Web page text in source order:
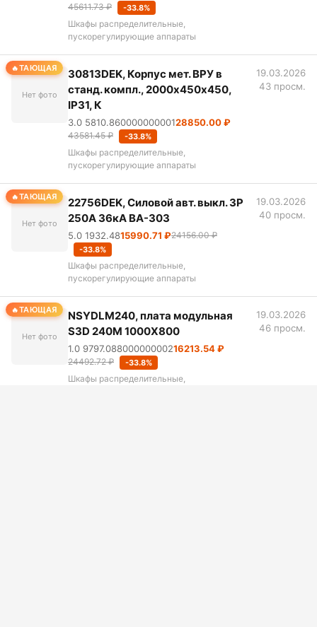
45611.73 ₽ -33.8%
Шкафы распределительные,
пускорегулирующие аппараты
ТАЮЩАЯ
Нет фото
30813DEK, Корпус мет. ВРУ в
станд. компл., 2000х450х450,
IP31, К
3.0 5810.86000000000128850.00 ₽
43581.45 ₽ -33.8%
Шкафы распределительные,
пускорегулирующие аппараты
19.03.2026
43 просм.
ТАЮЩАЯ
Нет фото
22756DEK, Силовой авт. выкл. 3P
250А 36кА ВА-303
5.0 1932.4815990.71 ₽24156.00 ₽
-33.8%
Шкафы распределительные,
пускорегулирующие аппараты
19.03.2026
40 просм.
ТАЮЩАЯ
Нет фото
NSYDLM240, плата модульная
S3D 240M 1000X800
1.0 9797.08800000000216213.54 ₽
24492.72 ₽ -33.8%
Шкафы распределительные,
19.03.2026
46 просм.